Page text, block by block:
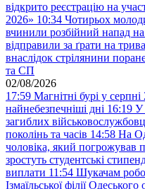
відкрито реєстрацію на
2026» 10:34 Чотирьох
вчинили розбійний напад на
відправили за ґрати на
внаслідок стрілянини
та СП
02/08/2026
17:59 Магнітні бурі у
найнебезпечніші дні 16:19 У
загиблих
поколінь та часів 14:58 На
чоловіка, який погрожував
зростуть студентські
виплати 11:54 Шукачам
Ізмаїльської філії